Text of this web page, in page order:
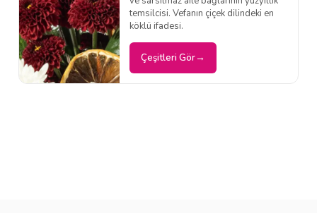
temsilcisi. Vefanın çiçek dilindeki en
köklü ifadesi.
Çeşitleri Gör